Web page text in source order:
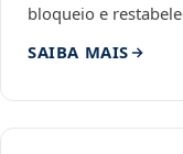
bloqueio e
SAIBA MAIS